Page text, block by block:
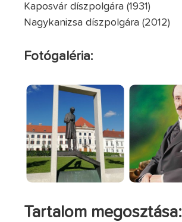
Kaposvár díszpolgára (1931)
Nagykanizsa díszpolgára (2012)
Fotógaléria:
Tartalom megosztása: